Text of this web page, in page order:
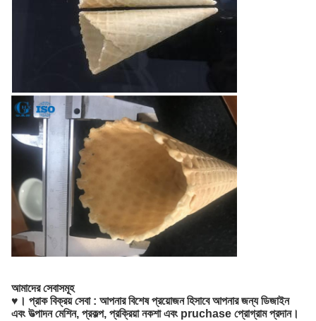
আমাদের সেবাসমূহ
♥। প্রাক বিক্রয় সেবা: আপনার বিশেষ প্রয়োজন হিসাবে আপনার জন্য ডিজাইন
এবং উত্পাদন মেশিন, প্রকল্প, প্রক্রিয়া নকশা এবং pruchase প্রোগ্রাম প্রদান।